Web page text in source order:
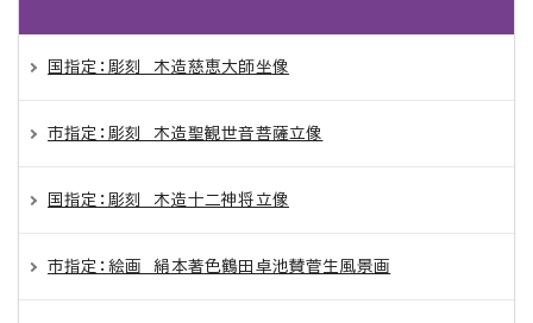
国指定：彫刻 木造慈恵大師坐像
市指定：彫刻 木造聖観世音菩薩立像
国指定：彫刻 木造十二神将立像
市指定：絵画 絹本著色鶴田卓池賛菅生風景画